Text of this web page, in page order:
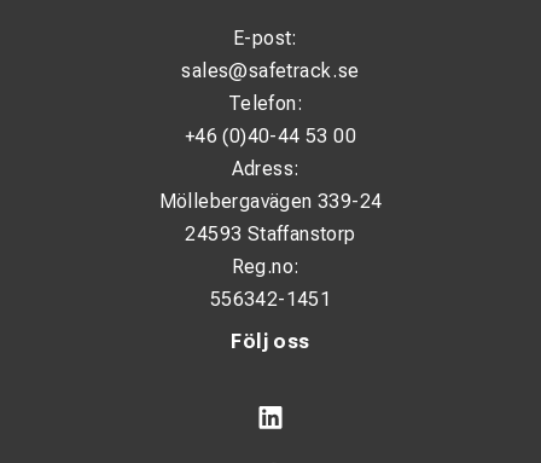
3,4
100
48/96
6,0l/3,0kg
Följ oss
E-post:
sales@safetrack.se
Telefon:
+46 (0)40-44 53 00
Adress:
Möllebergavägen 339-24
24593 Staffanstorp
Reg.no:
556342-1451